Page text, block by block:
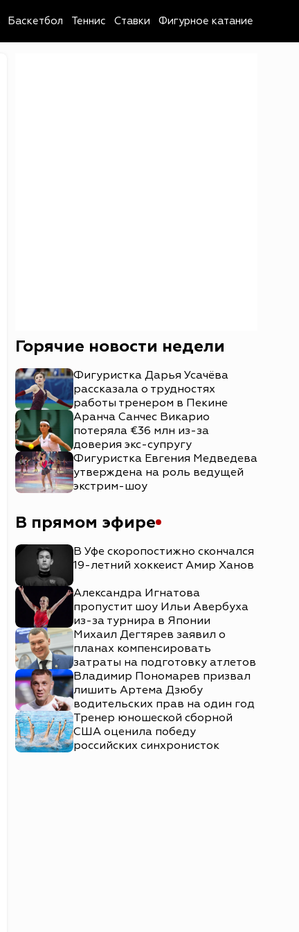
Баскетбол Теннис Ставки Фигурное катание
Горячие новости недели
Фигуристка Дарья Усачёва
рассказала о трудностях
работы тренером в Пекине
Аранча Санчес Викарио
потеряла €36 млн из-за
доверия экс-супругу
Фигуристка Евгения Медведева
утверждена на роль ведущей
экстрим-шоу
В прямом эфире
В Уфе скоропостижно скончался
19-летний хоккеист Амир Ханов
Александра Игнатова
пропустит шоу Ильи Авербуха
из-за турнира в Японии
Михаил Дегтярев заявил о
планах компенсировать
затраты на подготовку атлетов
Владимир Пономарев призвал
лишить Артема Дзюбу
водительских прав на один год
Тренер юношеской сборной
США оценила победу
российских синхронисток